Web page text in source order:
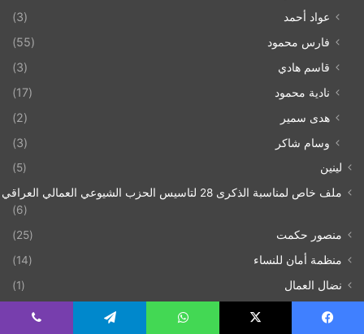
عواد أحمد
(3)
فارس محمود
(55)
قاسم هادي
(3)
نادية محمود
(17)
هدى سمير
(2)
وسام شاكر
(3)
لينين
(5)
ملف خاص لمناسبة الذكرى 28 لتاسيس الحزب الشيوعي العمالي العراقي 1993/07/21
(6)
منصور حكمت
(25)
منظمة أمان للنساء
(14)
نضال العمال
(1)
وثائق المؤتمر السادس للحزب